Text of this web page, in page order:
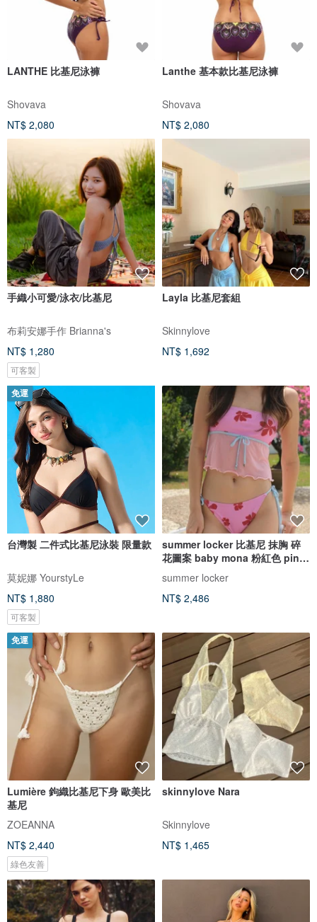
LANTHE 比基尼泳褲
Shovava
NT$ 2,080
Lanthe 基本款比基尼泳褲
Shovava
NT$ 2,080
手織小可愛/泳衣/比基尼
布莉安娜手作 Brianna's
NT$ 1,280
可客製
Layla 比基尼套組
Skinnylove
NT$ 1,692
免運
台灣製 二件式比基尼泳裝 限量款
莫妮娜 YourstyLe
NT$ 1,880
可客製
summer locker 比基尼 抹胸 碎
花圖案 baby mona 粉紅色 pink
summer locker
NT$ 2,486
免運
Lumière 鉤織比基尼下身 歐美比
基尼
ZOEANNA
NT$ 2,440
綠色友善
skinnylove Nara
Skinnylove
NT$ 1,465